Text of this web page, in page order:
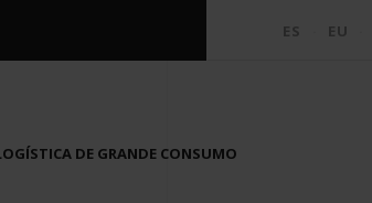
ES EU
DE GRANDE CONSUMO